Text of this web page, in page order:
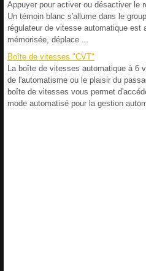
Appuyer pour activer ou désactiver le
Un témoin blanc s'allume dans le
régulateur de vitesse automatique
mémorisée, déplace ...
Boîte de vitesses "CVT"
La boîte de vitesses automatique à
de l'automatisme ou le plaisir du
boîte de vitesses vous permet
mode automatisé pour la gestion autom